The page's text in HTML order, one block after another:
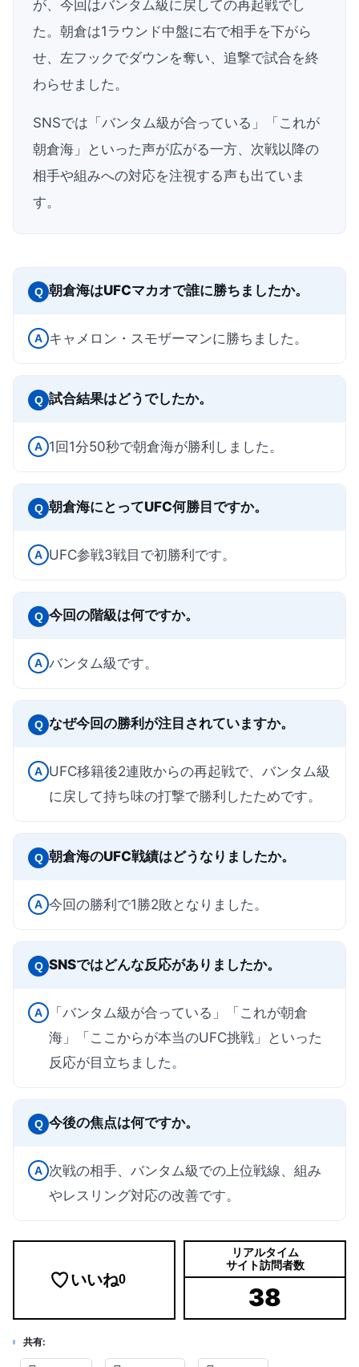
が、今回はバンタム級に戻しての再起戦でし
た。朝倉は1ラウンド中盤に右で相手を下がら
せ、左フックでダウンを奪い、追撃で試合を終
わらせました。
SNSでは「バンタム級が合っている」「これが
朝倉海」といった声が広がる一方、次戦以降の
相手や組みへの対応を注視する声も出ていま
す。
Q 朝倉海はUFCマカオで誰に勝ちましたか。
A キャメロン・スモザーマンに勝ちました。
Q 試合結果はどうでしたか。
A 1回1分50秒で朝倉海が勝利しました。
Q 朝倉海にとってUFC何勝目ですか。
A UFC参戦3戦目で初勝利です。
Q 今回の階級は何ですか。
A バンタム級です。
Q なぜ今回の勝利が注目されていますか。
A UFC移籍後2連敗からの再起戦で、バンタム級
に戻して持ち味の打撃で勝利したためです。
Q 朝倉海のUFC戦績はどうなりましたか。
A 今回の勝利で1勝2敗となりました。
Q SNSではどんな反応がありましたか。
A
「バンタム級が合っている」「これが朝倉
海」「ここからが本当のUFC挑戦」といった
反応が目立ちました。
Q 今後の焦点は何ですか。
A 次戦の相手、バンタム級での上位戦線、組み
やレスリング対応の改善です。
いいね0
リアルタイム
サイト訪問者数
38
共有: